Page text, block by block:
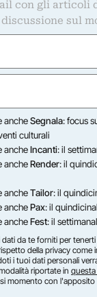
con gli articoli
sul
ancheSegnala: focus
culturali
ancheIncanti: il
ancheRender: il
ancheTailor: il
anchePax: il
ancheFest: il
dati da te forniti per
della privacy come
i tuoi dati personali
riportate in
momento con l'apposito